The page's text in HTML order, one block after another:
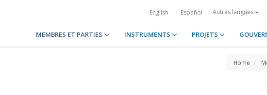
English Español Autres langues
MEMBRES ET PARTIES INSTRUMENTS PROJETS
Home